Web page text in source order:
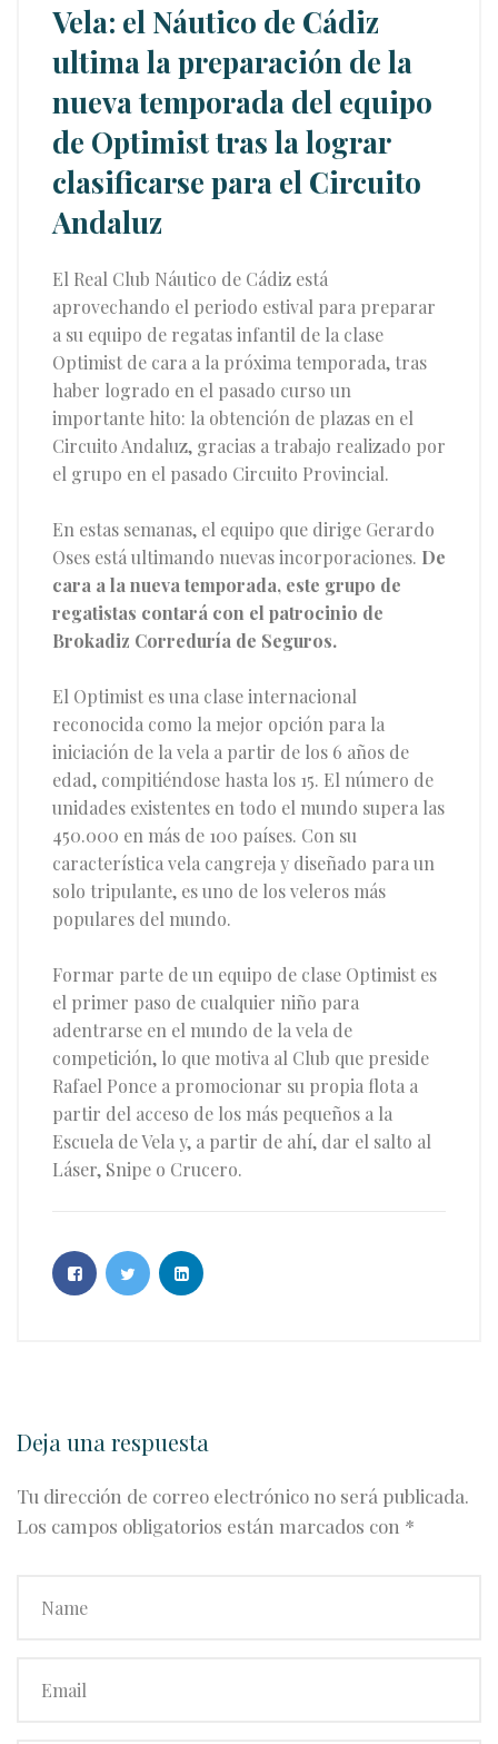
Vela: el Náutico de Cádiz
ultima la preparación de la
nueva temporada del equipo
de Optimist tras la lograr
clasificarse para el Circuito
Andaluz
El Real Club Náutico de Cádiz está
aprovechando el periodo estival para preparar
a su equipo de regatas infantil de la clase
Optimist de cara a la próxima temporada, tras
haber logrado en el pasado curso un
importante hito: la obtención de plazas en el
Circuito Andaluz, gracias a trabajo realizado por
el grupo en el pasado Circuito Provincial.
En estas semanas, el equipo que dirige Gerardo
Oses está ultimando nuevas incorporaciones. De
cara a la nueva temporada, este grupo de
regatistas contará con el patrocinio de
Brokadiz Correduría de Seguros.
El Optimist es una clase internacional
reconocida como la mejor opción para la
iniciación de la vela a partir de los 6 años de
edad, compitiéndose hasta los 15. El número de
unidades existentes en todo el mundo supera las
450.000 en más de 100 países. Con su
característica vela cangreja y diseñado para un
solo tripulante, es uno de los veleros más
populares del mundo.
Formar parte de un equipo de clase Optimist es
el primer paso de cualquier niño para
adentrarse en el mundo de la vela de
competición, lo que motiva al Club que preside
Rafael Ponce a promocionar su propia flota a
partir del acceso de los más pequeños a la
Escuela de Vela y, a partir de ahí, dar el salto al
Láser, Snipe o Crucero.
Deja una respuesta
Tu dirección de correo electrónico no será publicada.
Los campos obligatorios están marcados con *